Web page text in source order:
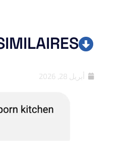
أبريل 28, 2026